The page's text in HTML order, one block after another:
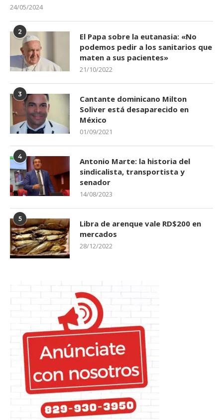
24/05/2024
2
El Papa sobre la eutanasia: «No
podemos pedir a los sanitarios que
maten a sus pacientes»
21/10/2022
3
Cantante dominicano Milton
Soliver está desaparecido en
México
01/09/2021
4
Antonio Marte: la historia del
sindicalista, transportista y
senador
14/08/2023
5
Libra de arenque vale RD$200 en
mercados
28/12/2022